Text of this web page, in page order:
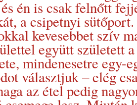
én is csak felnőtt
a csipetnyi
kevesebbet szív
együtt született
mindenesetre egy-
választjuk – elég
az étel pedig